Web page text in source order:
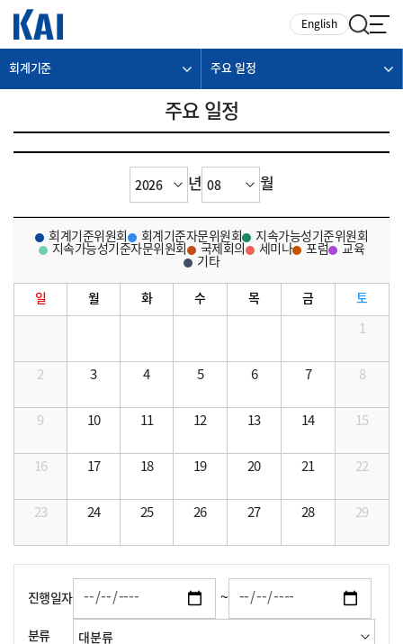
English
회계기준 주요 일정
주요 일정
년 월
회계기준위원회 회계기준자문위원회
지속가능성기준위원회
지속가능성기준자문위원회
국제회의 세미나 포럼
교육
기타
일 월 화 수 목 금 토
1
2 3 4 5 6 7 8
9 10 11 12 13 14 15
16 17 18 19 20 21 22
23 24 25 26 27 28 29
진행일자 ~
분류